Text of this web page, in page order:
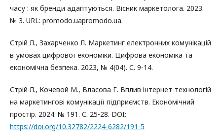
часу : як бренди адаптуються. Вісник маркетолога. 2023.
№ 3. URL: promodo.uapromodo.ua.
Стрій Л., Захарченко Л. Маркетинг електронних комунікацій
в умовах цифрової економіки. Цифрова економіка та
економічна безпека. 2023, № 4(04). С. 9-14.
Стрій Л., Кочевой М., Власова Г. Вплив інтернет-технологій
на маркетингові комунікації підприємств. Економічний
простір. 2024. № 191. С. 25-28. DOI:
https://doi.org/10.32782/2224-6282/191-5